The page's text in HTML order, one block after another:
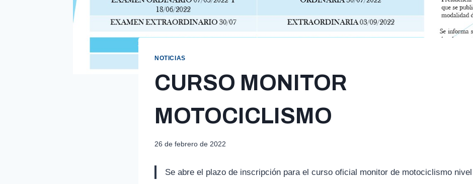
NOTICIAS
CURSO MONITOR
MOTOCICLISMO
26 de febrero de 2022
Se abre el plazo de inscripción para el curso oficial monitor de motociclismo nivel I